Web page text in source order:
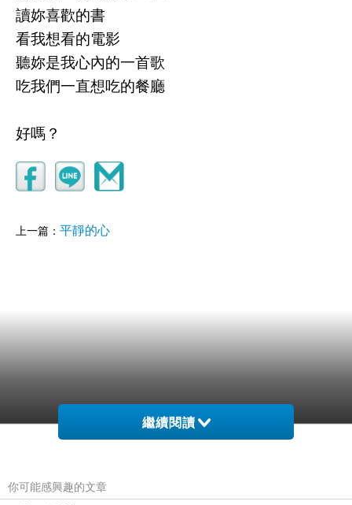
讀妳喜歡的書
看我想看的電影
聽妳是我心內的一首歌
吃我們一直想吃的餐廳
好嗎？
上一篇： 平靜的心
繼續閱讀
你可能感興趣的文章